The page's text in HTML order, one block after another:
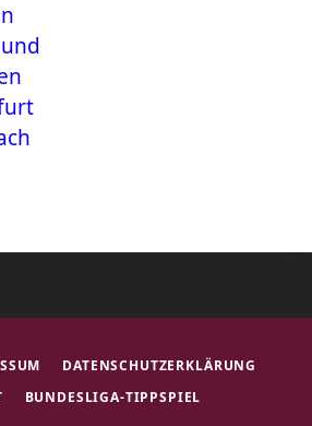
DATENSCHUTZERKLÄRUNG
BUNDESLIGA-TIPPSPIEL